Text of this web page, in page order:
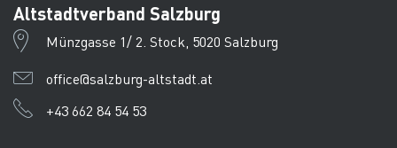
Altstadtverband Salzburg
Münzgasse 1/ 2. Stock, 5020 Salzburg
office@salzburg-altstadt.at
+43 662 84 54 53